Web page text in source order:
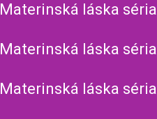
Materinská láska
Materinská láska
Materinská láska